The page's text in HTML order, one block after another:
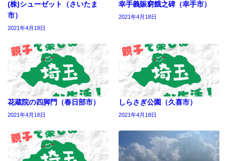
(株)シューゼット（さいたま
市）
2021年4月18日
幸手義賑窮餓之碑（幸手市）
2021年4月18日
花蔵院の四脚門（春日部市）
2021年4月18日
しらさぎ公園（久喜市）
2021年4月18日